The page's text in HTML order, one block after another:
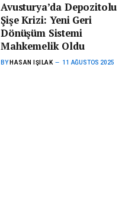
Avusturya’da Depozitolu
Şişe Krizi: Yeni Geri
Dönüşüm Sistemi
Mahkemelik Oldu
BY HASAN IŞILAK 11 AĞUSTOS 2025